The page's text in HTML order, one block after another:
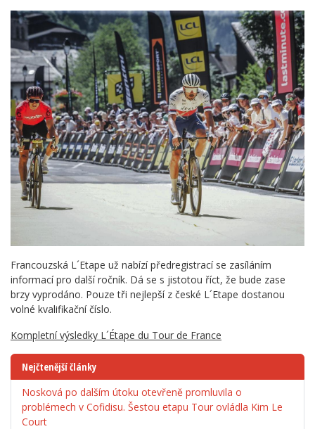
Francouzská L´Etape už nabízí předregistrací se zasíláním
informací pro další ročník. Dá se s jistotou říct, že bude zase
brzy vyprodáno. Pouze tři nejlepší z české L´Etape dostanou
volné kvalifikační číslo.
Kompletní výsledky L´Étape du Tour de France
Nejčtenější články
Nosková po dalším útoku otevřeně promluvila o
problémech v Cofidisu. Šestou etapu Tour ovládla Kim Le
Court